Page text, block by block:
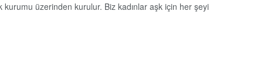
üzerinden kurulur. Biz kadınlar aşk için her şeyi